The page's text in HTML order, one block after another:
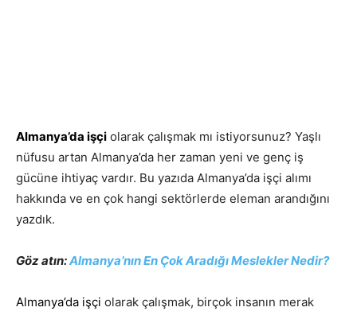
Almanya’da işçi olarak çalışmak mı istiyorsunuz? Yaşlı
nüfusu artan Almanya’da her zaman yeni ve genç iş
gücüne ihtiyaç vardır. Bu yazıda Almanya’da işçi alımı
hakkında ve en çok hangi sektörlerde eleman arandığını
yazdık.
Göz atın:Almanya’nın En Çok Aradığı Meslekler Nedir?
Almanya’da işçi olarak çalışmak, birçok insanın merak